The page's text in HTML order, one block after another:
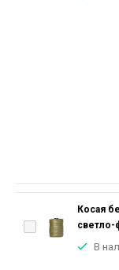
Косая
В